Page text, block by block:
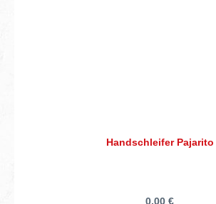
Handschleifer Pajarito
0,00 €